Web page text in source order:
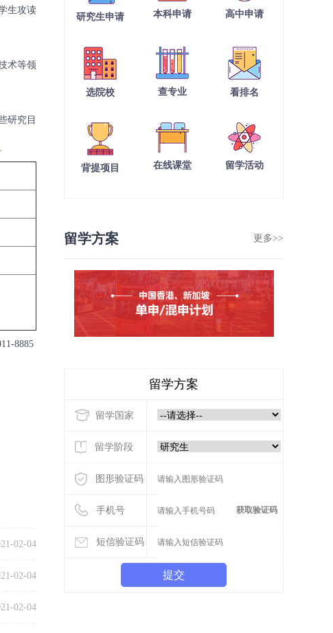
生攻读
术等领
研究目
8885
02-04
02-04
02-04
研究生申请 本科申请 高中申请
选院校 查专业 看排名
背提项目 在线课堂 留学活动
留学方案 更多>>
留学方案
留学国家
留学阶段
图形验证码
手机号 获取验证码
短信验证码
提交